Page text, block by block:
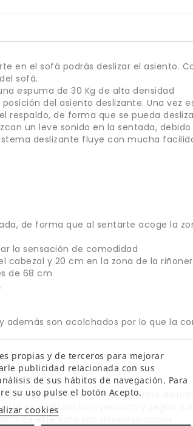
en el sofá podrás deslizar el asiento.
sofá.
espuma de 30 Kg de alta densidad
del asiento deslizante. Una vez
de forma que se pueda
un leve sonido en la sentada,
deslizante fluye con mucha
de forma que al sentarte acoge la
la sensación de comodidad
cabezal y 20 cm en la zona de la
de 68 cm
son acolchados por lo que la
tela. La posibilidad de elegir entre
se realizará bajo petición y según
de este sofá son desenfundables.
propias y de terceros para mejorar
publicidad relacionada con sus
de sus hábitos de navegación. Para
su uso pulse el botón Acepto.
cookies